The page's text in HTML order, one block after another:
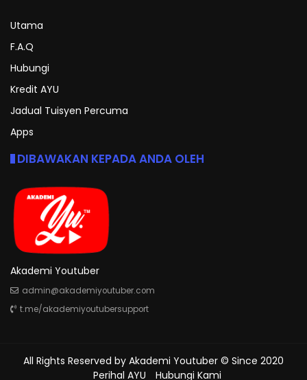
Utama
F.A.Q
Hubungi
Kredit AYU
Jadual Tuisyen Percuma
Apps
DIBAWAKAN KEPADA ANDA OLEH
Akademi Youtuber
admin@akademiyoutuber.com
t.me/akademiyoutubersupport
All Rights Reserved by Akademi Youtuber © Since 2020
Perihal AYU
Hubungi Kami